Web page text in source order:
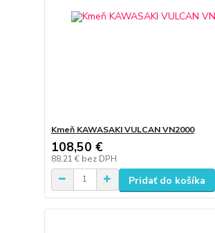
Kmeň KAWASAKI VULCAN VN2000
108,50 €
88,21 € bez DPH
Pridať do košíka